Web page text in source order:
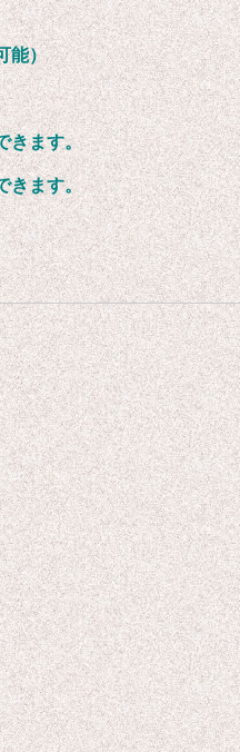
能）
きます。
きます。